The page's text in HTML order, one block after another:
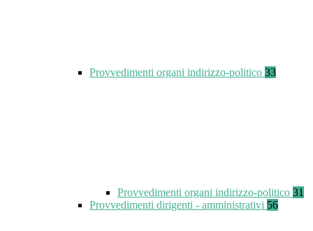
Provvedimenti organi indirizzo-politico 33
Provvedimenti organi indirizzo-politico 31
Provvedimenti dirigenti - amministrativi 56